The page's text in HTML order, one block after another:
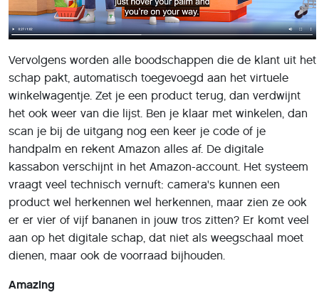
Vervolgens worden alle boodschappen die de klant uit het
schap pakt, automatisch toegevoegd aan het virtuele
winkelwagentje. Zet je een product terug, dan verdwijnt
het ook weer van die lijst. Ben je klaar met winkelen, dan
scan je bij de uitgang nog een keer je code of je
handpalm en rekent Amazon alles af. De digitale
kassabon verschijnt in het Amazon-account. Het systeem
vraagt veel technisch vernuft: camera's kunnen een
product wel herkennen wel herkennen, maar zien ze ook
er er vier of vijf bananen in jouw tros zitten? Er komt veel
aan op het digitale schap, dat niet als weegschaal moet
dienen, maar ook de voorraad bijhouden.
Amazing